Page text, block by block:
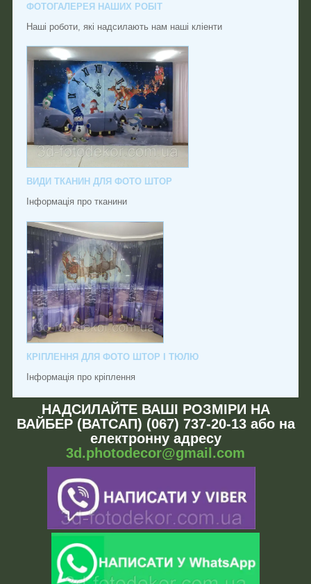
ФОТОГАЛЕРЕЯ НАШИХ РОБІТ
Наші роботи, які надсилають нам наші кліенти
ВИДИ ТКАНИН ДЛЯ ФОТО ШТОР
Інформація про тканини
КРІПЛЕННЯ ДЛЯ ФОТО ШТОР І ТЮЛЮ
Інформація про кріплення
НАДСИЛАЙТЕ ВАШІ РОЗМІРИ НА
ВАЙБЕР (ВАТСАП) (067) 737-20-13 або на
електронну адресу
3d.photodecor@gmail.com